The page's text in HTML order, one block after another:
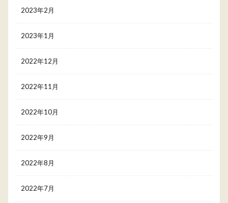
2023年2月
2023年1月
2022年12月
2022年11月
2022年10月
2022年9月
2022年8月
2022年7月